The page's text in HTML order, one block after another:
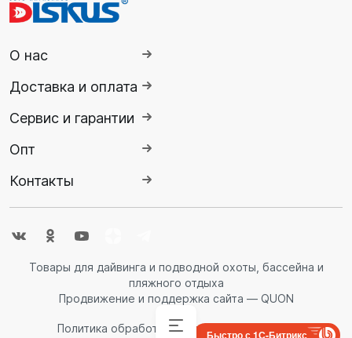
О нас
Доставка и оплата
Сервис и гарантии
Опт
Контакты
Товары для дайвинга и подводной охоты, бассейна и
пляжного отдыха
Продвижение и поддержка сайта — QUON
Политика обработки персональных данных